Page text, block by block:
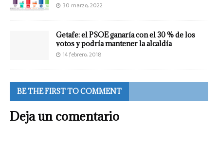
30 marzo, 2022
Getafe: el PSOE ganaría con el 30 % de los
votos y podría mantener la alcaldía
14 febrero, 2018
BE THE FIRST TO COMMENT
Deja un comentario